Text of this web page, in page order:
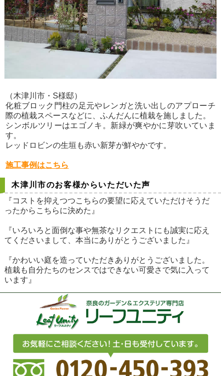
（木津川市・S様邸）
化粧ブロック門柱の足元やレンガと洗い出しのアプローチ
際の植栽スペースなどに、ふんだんに植栽を施しました。
シンボルツリーはエゴノキ。新緑が爽やかに芽吹いていま
す。
レッドロビンの生垣も赤い新芽が鮮やかです。
施工事例はこちら
木津川市のお客様からいただいた声
『コストを抑えつつこちらの要望に応えていただけそうだ
ったからこちらに決めた』
『いろいろと面倒な事や無茶なリクエストにも誠実に応え
てくださいまして、本当にありがとうございました』
『かわいい庭を造っていただきありがとうございました。
植栽も自分たちのセンスではできない可愛さで気に入って
います』